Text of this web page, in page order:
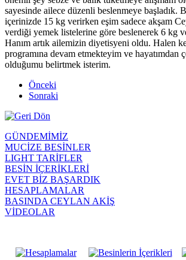
sayesinde ailece düzenli beslenmeye başladık.
içerinizde 15 kg verirken eşim sadece akşam
verdiği yemek listelerine göre beslenerek 6 kg
Hanım artık ailemizin diyetisyeni oldu. Halen
programına devam etmekteyim ve hayatımdan
olduğumu belirtmek isterim.
Önceki
Sonraki
GÜNDEMİMİZ
MUCİZE BESİNLER
LIGHT TARİFLER
BESİN İÇERİKLERİ
EVET BİZ BAŞARDIK
HESAPLAMALAR
BASINDA CEYLAN AKİŞ
VİDEOLAR